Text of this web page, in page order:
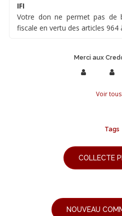
IFI
Votre don ne permet pas de
fiscale en vertu des articles 964
Merci aux
Voir tous
Tags
COLLECTE
NOUVEAU